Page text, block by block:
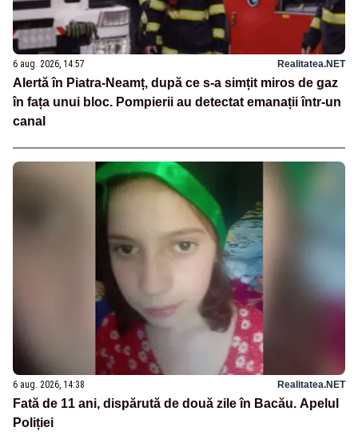
6 aug. 2026, 14:57 Realitatea.NET
Alertă în Piatra-Neamț, după ce s-a simțit miros de gaz
în fața unui bloc. Pompierii au detectat emanații într-un
canal
6 aug. 2026, 14:38 Realitatea.NET
Fată de 11 ani, dispărută de două zile în Bacău. Apelul
Poliției